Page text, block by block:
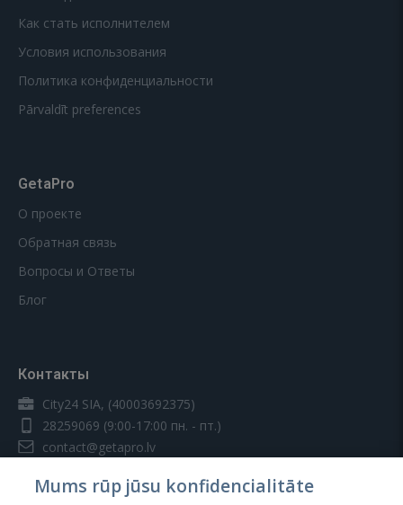
Как стать исполнителем
Условия использования
Политика конфиденциальности
Pārvaldīt preferences
GetaPro
О проекте
Обратная связь
Вопросы и Ответы
Блог
Контакты
City24 SIA, (40003692375)
28259069 (9:00-17:00 пн. - пт.)
contact@getapro.lv
Mums rūp jūsu konfidencialitāte